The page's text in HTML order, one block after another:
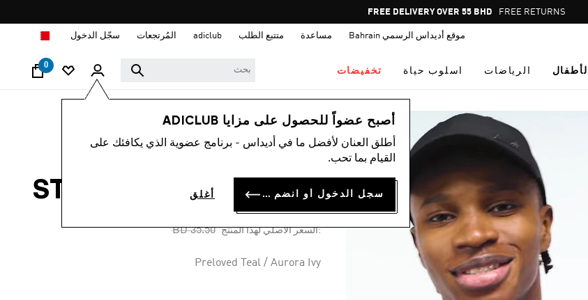
Pause
promotion
FREE DELIVERY OVER 55 BHD FREE RETURNS
موقع أديداس الرسمي Bahrain مساعدة متتبع الطلب adiclub المُرتجعات سجّل الدخول
الأطفال الرياضات اسلوب حياة تخفيضات
0
أصبح عضواً للحصول على مزايا ADICLUB
أطلق العنان لأفضل ما في أديداس - برنامج عضوية الذي يكافئك على
القيام بما تحب.
سجل الدخول أو انضم الآن أغلق
الرجال ملابس
قميص رياضي STADIUM
BD 19.31
:السعر الأصلي لهذا المنتج Price reduced from
BD 35.50
to
Preloved Teal / Aurora Ivy